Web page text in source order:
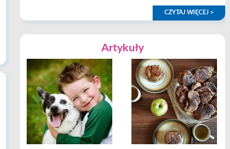
CZYTAJ WIĘCEJ >
Artykuły